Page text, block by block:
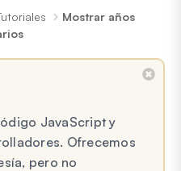
Mostrar años
JavaScript y
Ofrecemos
pero no